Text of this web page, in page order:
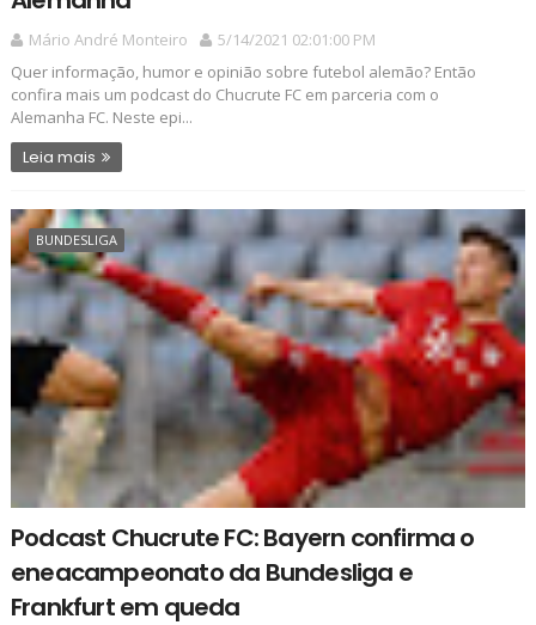
Mário André Monteiro
5/14/2021 02:01:00 PM
Quer informação, humor e opinião sobre futebol alemão? Então
confira mais um podcast do Chucrute FC em parceria com o
Alemanha FC. Neste epi...
Leia mais
BUNDESLIGA
Podcast Chucrute FC: Bayern confirma o
eneacampeonato da Bundesliga e
Frankfurt em queda